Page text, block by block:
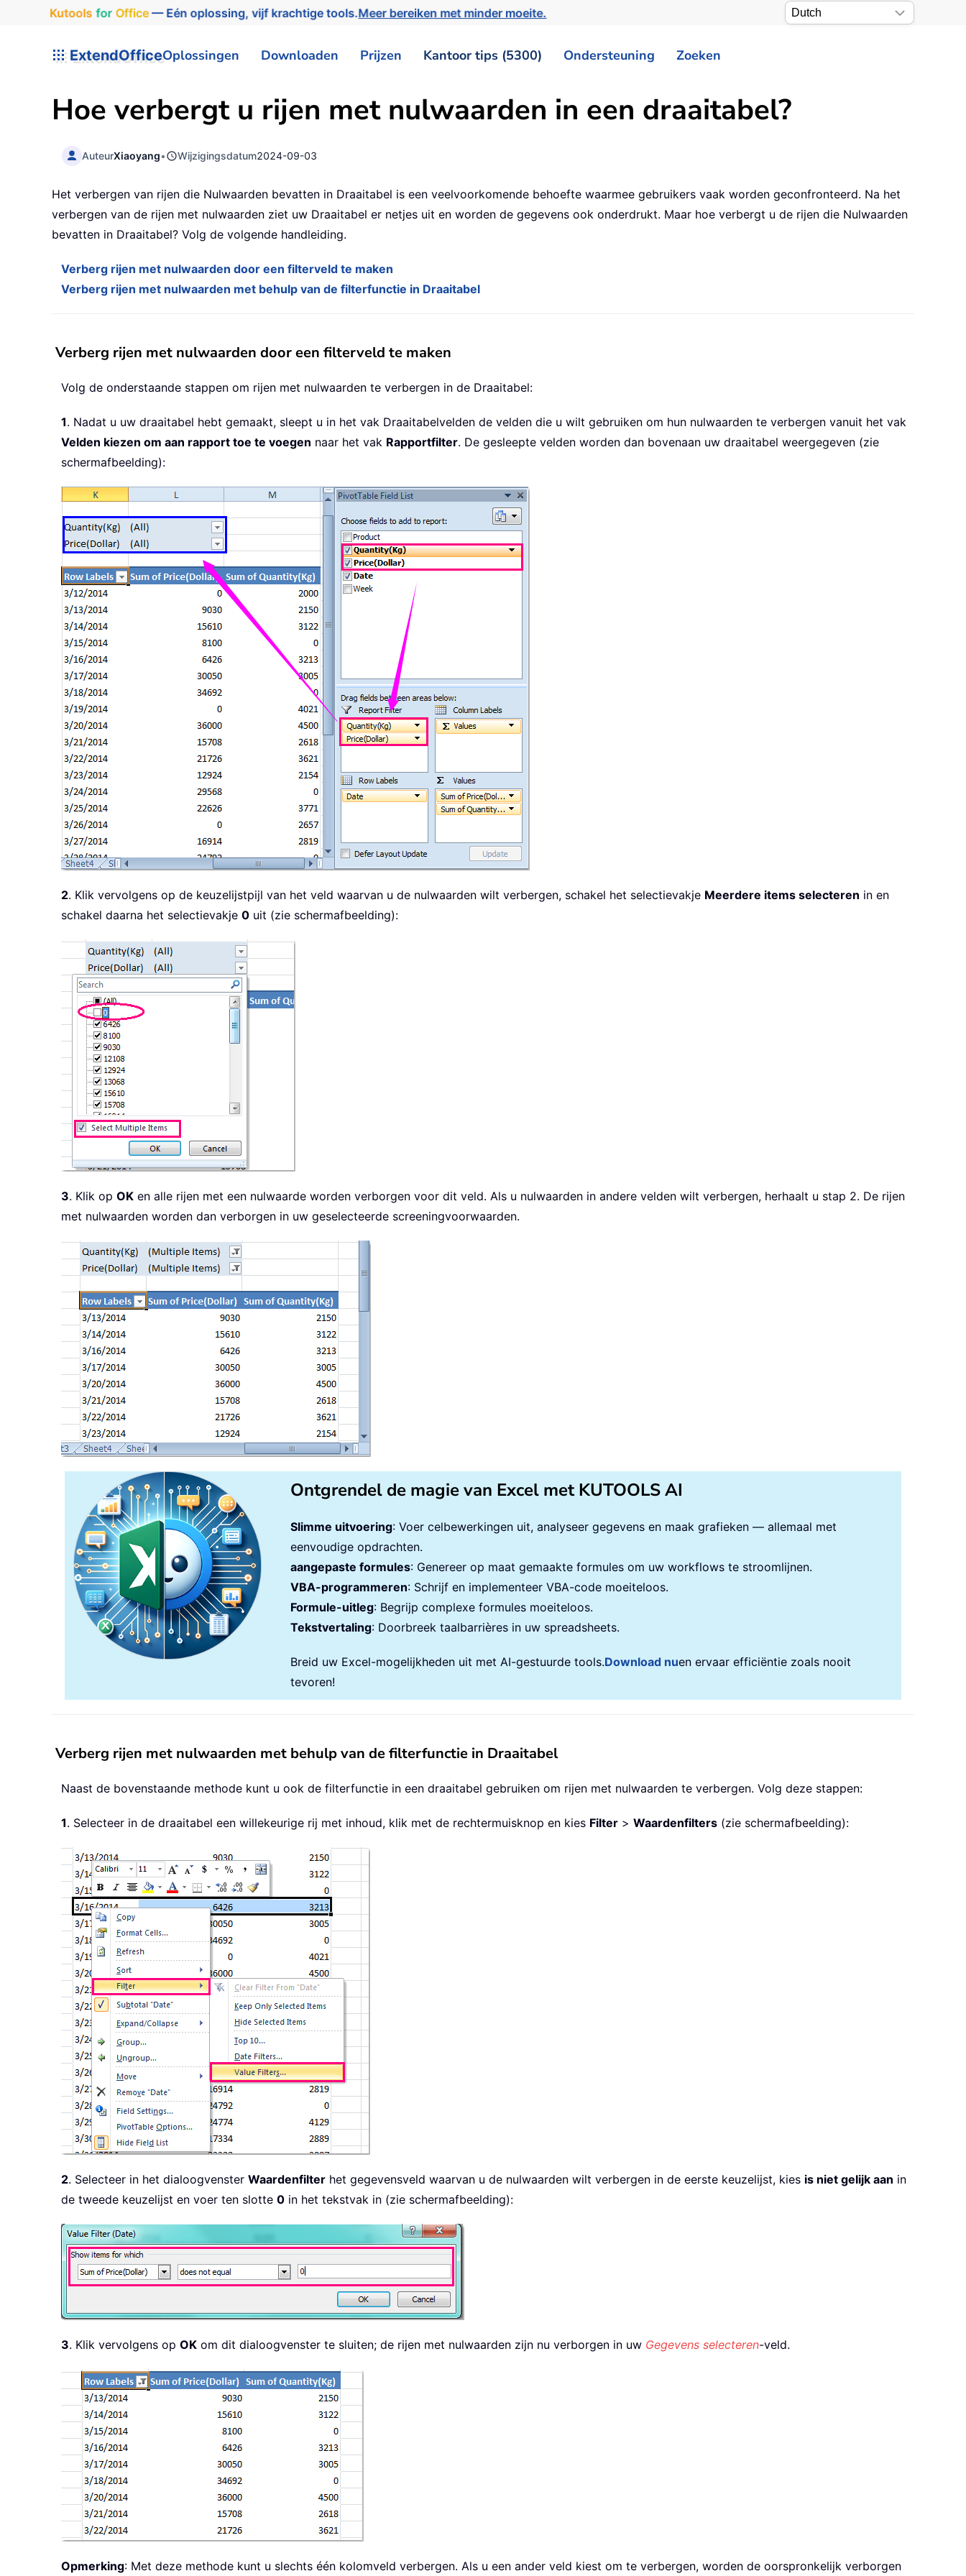
Kutools for Office— Eén oplossing, vijf krachtige tools.Meer bereiken met minder moeite.
ExtendOfficeOplossingen Downloaden Prijzen Kantoor tips (5300) Ondersteuning Zoeken
Hoe verbergt u rijen met nulwaarden in een draaitabel?
AuteurXiaoyang• Wijzigingsdatum2024-09-03
Het verbergen van rijen die Nulwaarden bevatten in Draaitabel is een veelvoorkomende behoefte waarmee gebruikers vaak worden geconfronteerd. Na het
verbergen van de rijen met nulwaarden ziet uw Draaitabel er netjes uit en worden de gegevens ook onderdrukt. Maar hoe verbergt u de rijen die Nulwaarden
bevatten in Draaitabel? Volg de volgende handleiding.
Verberg rijen met nulwaarden door een filterveld te maken
Verberg rijen met nulwaarden met behulp van de filterfunctie in Draaitabel
Verberg rijen met nulwaarden door een filterveld te maken
Volg de onderstaande stappen om rijen met nulwaarden te verbergen in de Draaitabel:
1. Nadat u uw draaitabel hebt gemaakt, sleept u in het vak Draaitabelvelden de velden die u wilt gebruiken om hun nulwaarden te verbergen vanuit het vak
Velden kiezen om aan rapport toe te voegen naar het vak Rapportfilter. De gesleepte velden worden dan bovenaan uw draaitabel weergegeven (zie
schermafbeelding):
2. Klik vervolgens op de keuzelijstpijl van het veld waarvan u de nulwaarden wilt verbergen, schakel het selectievakje Meerdere items selecteren in en
schakel daarna het selectievakje 0 uit (zie schermafbeelding):
3. Klik op OK en alle rijen met een nulwaarde worden verborgen voor dit veld. Als u nulwaarden in andere velden wilt verbergen, herhaalt u stap 2. De rijen
met nulwaarden worden dan verborgen in uw geselecteerde screeningvoorwaarden.
Ontgrendel de magie van Excel met KUTOOLS AI
Slimme uitvoering: Voer celbewerkingen uit, analyseer gegevens en maak grafieken — allemaal met
eenvoudige opdrachten.
aangepaste formules: Genereer op maat gemaakte formules om uw workflows te stroomlijnen.
VBA-programmeren: Schrijf en implementeer VBA-code moeiteloos.
Formule-uitleg: Begrijp complexe formules moeiteloos.
Tekstvertaling: Doorbreek taalbarrières in uw spreadsheets.
Breid uw Excel-mogelijkheden uit met AI-gestuurde tools.Download nuen ervaar efficiëntie zoals nooit
tevoren!
Verberg rijen met nulwaarden met behulp van de filterfunctie in Draaitabel
Naast de bovenstaande methode kunt u ook de filterfunctie in een draaitabel gebruiken om rijen met nulwaarden te verbergen. Volg deze stappen:
1. Selecteer in de draaitabel een willekeurige rij met inhoud, klik met de rechtermuisknop en kies Filter > Waardenfilters (zie schermafbeelding):
2. Selecteer in het dialoogvenster Waardenfilter het gegevensveld waarvan u de nulwaarden wilt verbergen in de eerste keuzelijst, kies is niet gelijk aan in
de tweede keuzelijst en voer ten slotte 0 in het tekstvak in (zie schermafbeelding):
3. Klik vervolgens op OK om dit dialoogvenster te sluiten; de rijen met nulwaarden zijn nu verborgen in uw Gegevens selecteren-veld.
Opmerking: Met deze methode kunt u slechts één kolomveld verbergen. Als u een ander veld kiest om te verbergen, worden de oorspronkelijk verborgen